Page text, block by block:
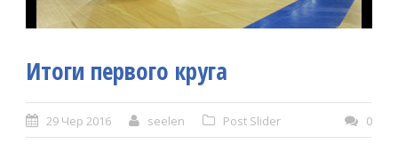
Итоги первого круга
29 Чер 2016 seelen Post Slider 0